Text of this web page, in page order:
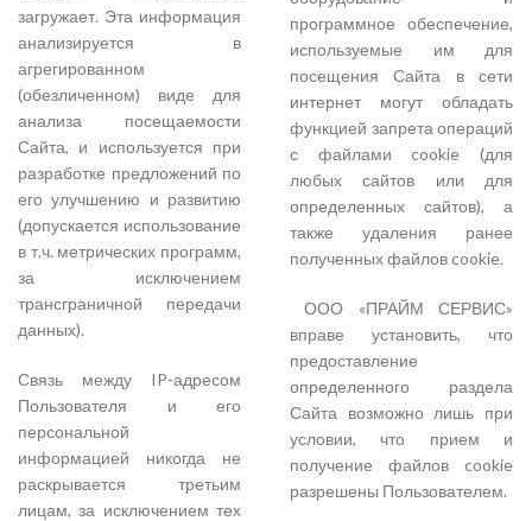
загружает. Эта информация
анализируется в
агрегированном
(обезличенном) виде для
анализа посещаемости
Сайта, и используется при
разработке предложений по
его улучшению и развитию
(допускается использование
в т.ч. метрических программ,
за исключением
трансграничной передачи
данных).
Связь между IP-адресом
Пользователя и его
персональной
информацией никогда не
раскрывается третьим
лицам, за исключением тех
программное обеспечение,
используемые им для
посещения Сайта в сети
интернет могут обладать
функцией запрета операций
с файлами cookie (для
любых сайтов или для
определенных сайтов), а
также удаления ранее
полученных файлов cookie.
ООО «ПРАЙМ СЕРВИС»
вправе установить, что
предоставление
определенного раздела
Сайта возможно лишь при
условии, что прием и
получение файлов cookie
разрешены Пользователем.